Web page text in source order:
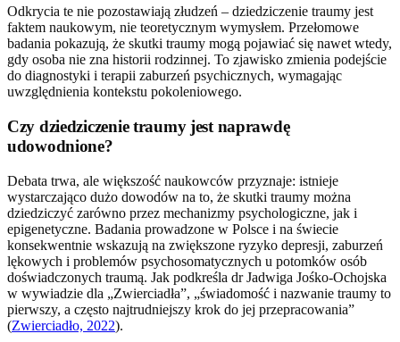
Odkrycia te nie pozostawiają złudzeń – dziedziczenie traumy jest
faktem naukowym, nie teoretycznym wymysłem. Przełomowe
badania pokazują, że skutki traumy mogą pojawiać się nawet wtedy,
gdy osoba nie zna historii rodzinnej. To zjawisko zmienia podejście
do diagnostyki i terapii zaburzeń psychicznych, wymagając
uwzględnienia kontekstu pokoleniowego.
Czy dziedziczenie traumy jest naprawdę
udowodnione?
Debata trwa, ale większość naukowców przyznaje: istnieje
wystarczająco dużo dowodów na to, że skutki traumy można
dziedziczyć zarówno przez mechanizmy psychologiczne, jak i
epigenetyczne. Badania prowadzone w Polsce i na świecie
konsekwentnie wskazują na zwiększone ryzyko depresji, zaburzeń
lękowych i problemów psychosomatycznych u potomków osób
doświadczonych traumą. Jak podkreśla dr Jadwiga Jośko-Ochojska
w wywiadzie dla „Zwierciadła”, „świadomość i nazwanie traumy to
pierwszy, a często najtrudniejszy krok do jej przepracowania”
(Zwierciadło, 2022).